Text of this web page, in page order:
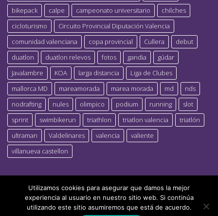
bikepack
calpe campeonato universitario
chilches
cicloturismo
Circuito Provincial Diputación Valencia
comunidad valenciana
copa provincial Cullera
debut
duatlon
duatlon relevos fotos gandia
gúdar
Javalambre
KOA larga distancia
Liga de Clubes
mallorca MD
mareamorada marea morada md
nds
nodrafting
nules olimpico podium running
slot
sprint
swimbikerun triathlon triatlon valencia
triatlón
ultraman
Valdelinares valencia
valiente
villanueva castellon
ACORRECUITA TRIATLÓ 2023Todos los derechos reservados.
Utilizamos cookies para asegurar que damos la mejor
experiencia al usuario en nuestro sitio web. Si continúa
utilizando este sitio asumiremos que está de acuerdo.